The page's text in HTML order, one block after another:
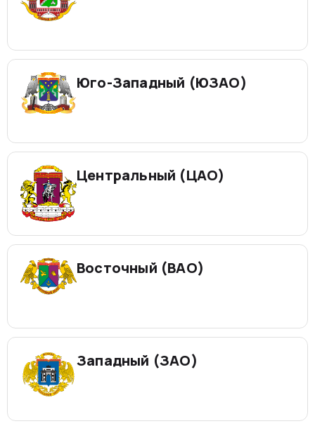
Юго-Западный (ЮЗАО)
Центральный (ЦАО)
Восточный (ВАО)
Западный (ЗАО)